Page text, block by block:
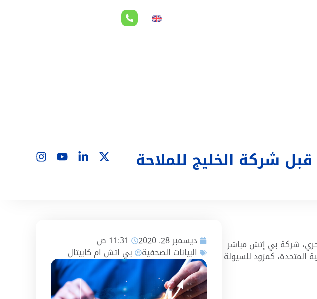
شركة الخليج للملاحة
ديسمبر 28, 2020 11:31 ص
البيانات الصحفية بي اتش ام كابيتال
شركة بي إتش مباشر
المتحدة، كمزود للسيولة